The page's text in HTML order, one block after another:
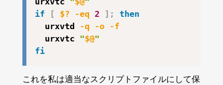
if
[ $? -eq 2 ] ;
then
  urxvtd
-q -o
-f
  urxvtc
"$@"
fi
これを私は適当なスクリプトファイルにして保